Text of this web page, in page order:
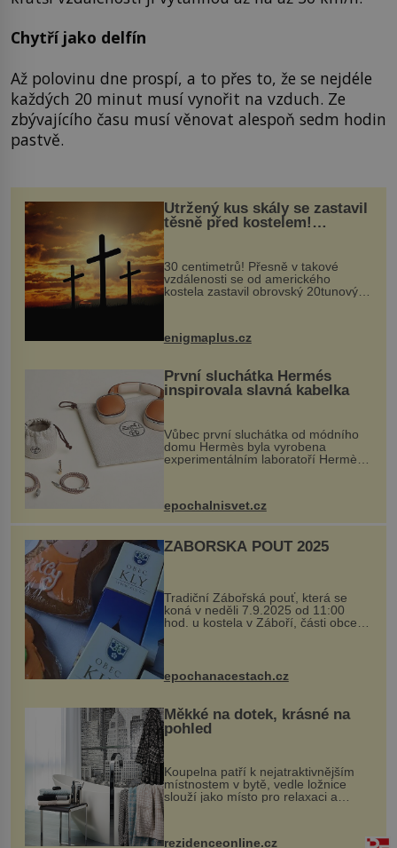
Chytří jako delfín
Až polovinu dne prospí, a to přes to, že se nejdéle
každých 20 minut musí vynořit na vzduch. Ze
zbývajícího času musí věnovat alespoň sedm hodin
pastvě.
Utržený kus skály se zastavil
těsně před kostelem!
Ochránila ho boží síla?
30 centimetrů! Přesně v takové
vzdálenosti se od amerického
kostela zastavil obrovský 20tunový
...
enigmaplus.cz
První sluchátka Hermés
inspirovala slavná kabelka
Vůbec první sluchátka od módního
domu Hermès byla vyrobena
experimentálním laboratoří Hermès
kovový...
epochalnisvet.cz
ZÁBOŘSKÁ POUŤ 2025
Tradiční Zábořská pouť, která se
koná v neděli 7.9.2025 od 11:00
hod. u kostela v Záboří, části obce
Kly u Mělníka. V programu naleznete
komentovanou prohlídku kostela,
epochanacestach.cz
Měkké na dotek, krásné na
pohled
Koupelna patří k nejatraktivnějším
místnostem v bytě, vedle ložnice
slouží jako místo pro relaxaci a
odpočinek. Koupelnový textil –
ručníky, osušky a koberečky –
rezidenceonline.cz